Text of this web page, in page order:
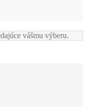
vášmu výberu.